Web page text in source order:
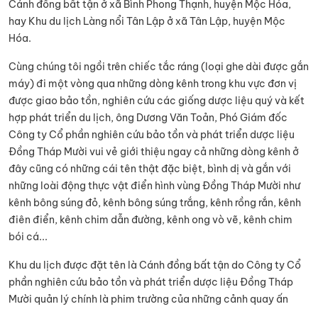
Cánh đồng bất tận ở xã Bình Phong Thạnh, huyện Mộc Hóa,
hay Khu du lịch Làng nổi Tân Lập ở xã Tân Lập, huyện Mộc
Hóa.
Cùng chúng tôi ngồi trên chiếc tắc ráng (loại ghe dài được gắn
máy) đi một vòng qua những dòng kênh trong khu vực đơn vị
được giao bảo tồn, nghiên cứu các giống dược liệu quý và kết
hợp phát triển du lịch, ông Dương Văn Toản, Phó Giám đốc
Công ty Cổ phần nghiên cứu bảo tồn và phát triển dược liệu
Đồng Tháp Mười vui vẻ giới thiệu ngay cả những dòng kênh ở
đây cũng có những cái tên thật đặc biệt, bình dị và gắn với
những loài động thực vật điển hình vùng Đồng Tháp Mười như
kênh bông súng đỏ, kênh bông súng trắng, kênh rồng rắn, kênh
điên điển, kênh chim dẫn đường, kênh ong vò vẽ, kênh chim
bói cá...
Khu du lịch được đặt tên là Cánh đồng bất tận do Công ty Cổ
phần nghiên cứu bảo tồn và phát triển dược liệu Đồng Tháp
Mười quản lý chính là phim trường của những cảnh quay ấn